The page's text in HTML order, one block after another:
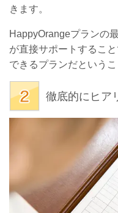
きます。
HappyOrangeプランの
が直接サポートするこ
できるプランだというこ
徹底的にヒア